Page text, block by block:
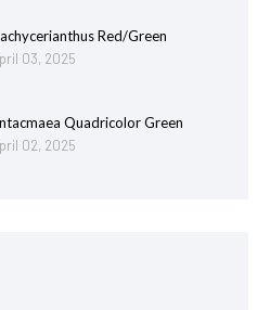
Red/Green
03, 2025
Quadricolor Green
02, 2025